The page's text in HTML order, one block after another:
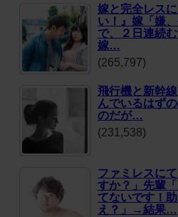
嫁と完全レス
い！』嫁「嫌
で、２日連続
嫁…
(265,797)
飛行機と新幹
んでいるはず
のだが…
(231,538)
ファミレスに
すか？」先輩
てないです！
え？」→結果…